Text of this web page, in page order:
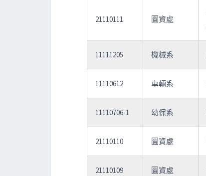
21110111 圖資處
11111205 機械系
11110612 車輛系
11110706-1 幼保系
21110110 圖資處
21110109 圖資處